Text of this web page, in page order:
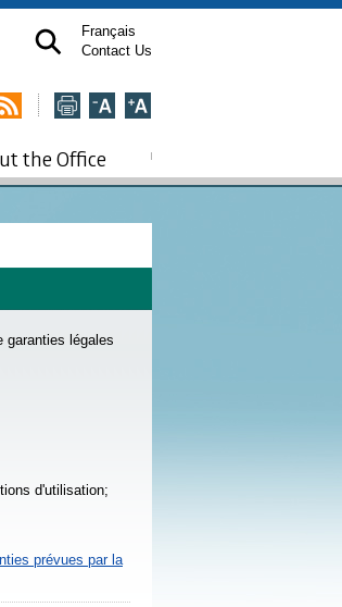
Français
Contact Us
the Office
garanties légales
d'utilisation;
prévues par la